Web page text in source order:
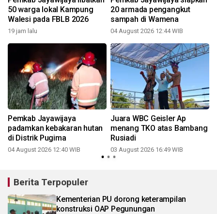
50 warga lokal Kampung
Walesi pada FBLB 2026
19 jam lalu
20 armada pengangkut
sampah di Wamena
04 August 2026 12:44 WIB
Pemkab Jayawijaya
padamkan kebakaran hutan
di Distrik Pugima
04 August 2026 12:40 WIB
Juara WBC Geisler Ap
menang TKO atas Bambang
Rusiadi
03 August 2026 16:49 WIB
Berita Terpopuler
Kementerian PU dorong keterampilan
konstruksi OAP Pegunungan